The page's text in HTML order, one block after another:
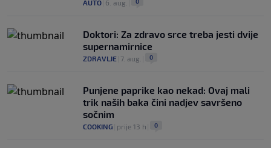
AUTO 6. aug.
Doktori: Za zdravo srce treba jesti dvije
supernamirnice
ZDRAVLJE 7. aug. 0
Punjene paprike kao nekad: Ovaj mali
trik naših baka čini nadjev savršeno
sočnim
COOKING prije 13 h 0